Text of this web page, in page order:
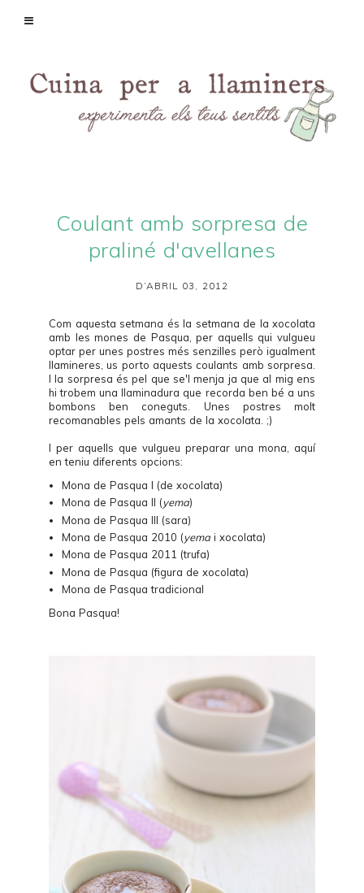
Coulant amb sorpresa de
praliné d'avellanes
D’ABRIL 03, 2012
Com aquesta setmana és la setmana de la xocolata
amb les mones de Pasqua, per aquells qui vulgueu
optar per unes postres més senzilles però igualment
llamineres, us porto aquests coulants amb sorpresa.
I la sorpresa és pel que se'l menja ja que al mig ens
hi trobem una llaminadura que recorda ben bé a uns
bombons ben coneguts. Unes postres molt
recomanables pels amants de la xocolata. ;)
I per aquells que vulgueu preparar una mona, aquí
en teniu diferents opcions:
Mona de Pasqua I (de xocolata)
Mona de Pasqua II (yema)
Mona de Pasqua III (sara)
Mona de Pasqua 2010 (yema i xocolata)
Mona de Pasqua 2011 (trufa)
Mona de Pasqua (figura de xocolata)
Mona de Pasqua tradicional
Bona Pasqua!